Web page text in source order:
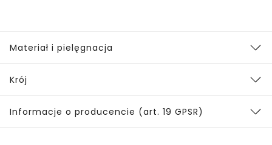
Materiał i pielęgnacja
Krój
Informacje o producencie (art. 19 GPSR)